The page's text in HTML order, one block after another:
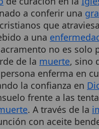
que atraviesan
a unaenfermedad
no es solo para
de la muerte, sino que
enferma en
la confianza en Diosy
frente a las
. A través de la
con aceite bendecido
, se busca la
tanto física
a la pasión